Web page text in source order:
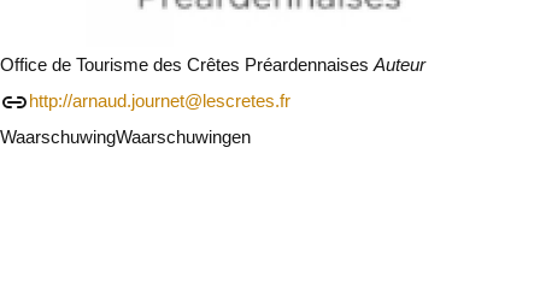
Office de Tourisme des Crêtes Préardennaises Auteur
http://arnaud.journet@lescretes.fr
WaarschuwingWaarschuwingen